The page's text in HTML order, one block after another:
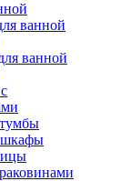
ванной
ванной